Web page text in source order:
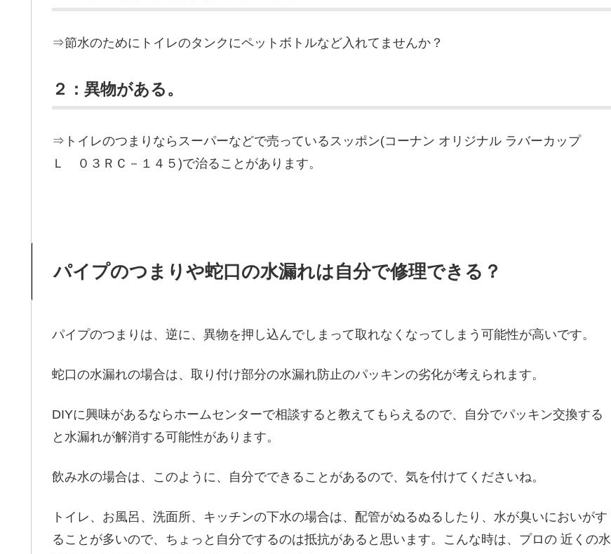
⇒節水のためにトイレのタンクにペットボトルなど入れてませんか？
２：異物がある。
⇒トイレのつまりならスーパーなどで売っているスッポン(コーナン オリジナル ラバーカップ
Ｌ ０３ＲＣ－１４５)で治ることがあります。
パイプのつまりや蛇口の水漏れは自分で修理できる？
パイプのつまりは、逆に、異物を押し込んでしまって取れなくなってしまう可能性が高いです。
蛇口の水漏れの場合は、取り付け部分の水漏れ防止のパッキンの劣化が考えられます。
DIYに興味があるならホームセンターで相談すると教えてもらえるので、自分でパッキン交換する
と水漏れが解消する可能性があります。
飲み水の場合は、このように、自分でできることがあるので、気を付けてくださいね。
トイレ、お風呂、洗面所、キッチンの下水の場合は、配管がぬるぬるしたり、水が臭いにおいがす
ることが多いので、ちょっと自分でするのは抵抗があると思います。こんな時は、プロの 近くの水